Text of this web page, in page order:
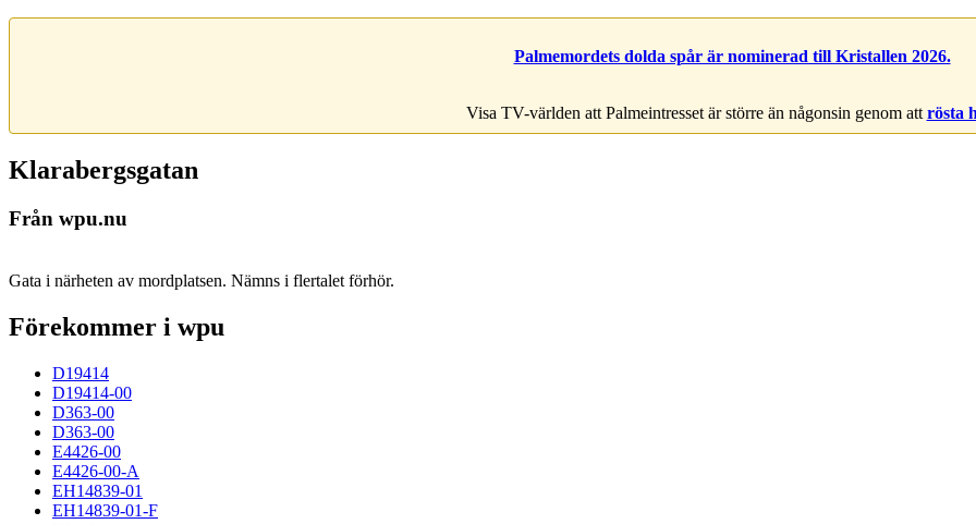
Palmemordets dolda spår är nominerad till Kristallen 2026.
Visa TV-världen att Palmeintresset är större än någonsin genom att rösta
Klarabergsgatan
Från wpu.nu
Gata i närheten av mordplatsen. Nämns i flertalet förhör.
Förekommer i wpu
D19414
D19414-00
D363-00
D363-00
E4426-00
E4426-00-A
EH14839-01
EH14839-01-F